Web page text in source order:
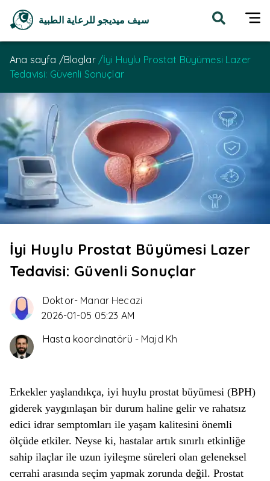
سيف ميديجو للرعاية الطبية
Ana sayfa /Bloglar /İyi Huylu Prostat Büyümesi Lazer
Tedavisi: Güvenli Sonuçlar
İyi Huylu Prostat Büyümesi Lazer
Tedavisi: Güvenli Sonuçlar
Doktor- Manar Hecazi
2026-01-05 05:23 AM
Hasta koordinatörü - Majd Kh
Erkekler yaşlandıkça, iyi huylu prostat büyümesi (BPH)
giderek yaygınlaşan bir durum haline gelir ve rahatsız
edici idrar semptomları ile yaşam kalitesini önemli
ölçüde etkiler. Neyse ki, hastalar artık sınırlı etkinliğe
sahip ilaçlar ile uzun iyileşme süreleri olan geleneksel
cerrahi arasında seçim yapmak zorunda değil. Prostat